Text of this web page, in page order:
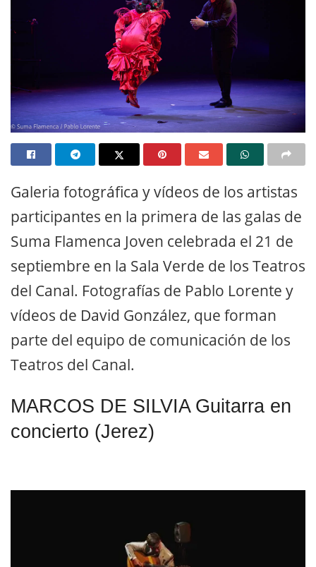
Galeria fotográfica y vídeos de los artistas
participantes en la primera de las galas de
Suma Flamenca Joven celebrada el 21 de
septiembre en la Sala Verde de los Teatros
del Canal. Fotografías de Pablo Lorente y
vídeos de David González, que forman
parte del equipo de comunicación de los
Teatros del Canal.
MARCOS DE SILVIA Guitarra en
concierto (Jerez)